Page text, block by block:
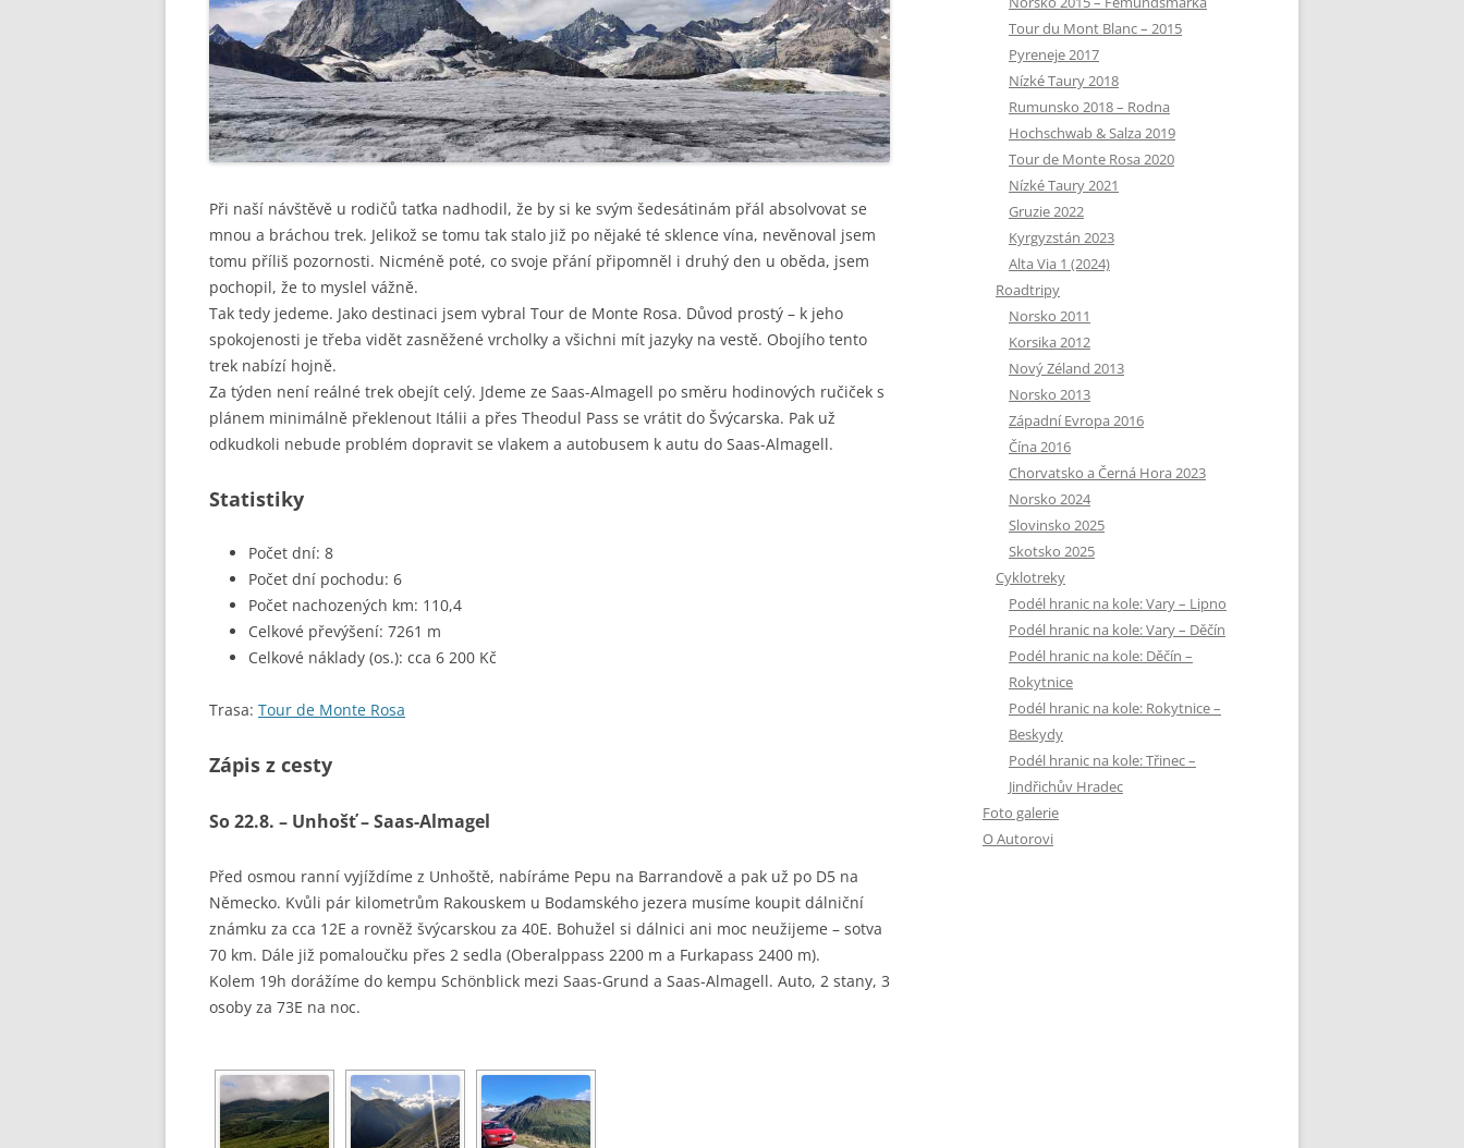
HOCHSCHWAB & SALZA 2019
TOUR DE MONTE ROSA 2020
NÍZKÉ TAURY 2021
GRUZIE 2022
KYRGYZSTÁN 2023
ALTA VIA 1 (2024)
ČÍNA 2016
CHORVATSKO A ČERNÁ HORA
2023
NORSKO 2024
SKOTSKO 2025
ROKYTNICE
PODÉL HRANIC NA KOLE:
ROKYTNICE – BESKYDY
PODÉL HRANIC NA KOLE: TŘINEC –
JINDŘICHŮV HRADEC
Při naší návštěvě u rodičů taťka nadhodil, že by si ke svým šedesátinám přál absolvovat se
mnou a bráchou trek. Jelikož se tomu tak stalo již po nějaké té sklence vína, nevěnoval jsem
tomu příliš pozornosti. Nicméně poté, co svoje přání připomněl i druhý den u oběda, jsem
pochopil, že to myslel vážně.
Tak tedy jedeme. Jako destinaci jsem vybral Tour de Monte Rosa. Důvod prostý – k jeho
spokojenosti je třeba vidět zasněžené vrcholky a všichni mít jazyky na vestě. Obojího tento
trek nabízí hojně.
Za týden není reálné trek obejít celý. Jdeme ze Saas-Almagell po směru hodinových ručiček s
plánem minimálně překlenout Itálii a přes Theodul Pass se vrátit do Švýcarska. Pak už
odkudkoli nebude problém dopravit se vlakem a autobusem k autu do Saas-Almagell.
Statistiky
Počet dní: 8
Počet dní pochodu: 6
Počet nachozených km: 110,4
Celkové převýšení: 7261 m
Celkové náklady (os.): cca 6 200 Kč
Trasa: Tour de Monte Rosa
Zápis z cesty
So 22.8. – Unhošť – Saas-Almagel
Před osmou ranní vyjíždíme z Unhoště, nabíráme Pepu na Barrandově a pak už po D5 na
Německo. Kvůli pár kilometrům Rakouskem u Bodamského jezera musíme koupit dálniční
známku za cca 12E a rovněž švýcarskou za 40E. Bohužel si dálnici ani moc neužijeme – sotva
70 km. Dále již pomaloučku přes 2 sedla (Oberalppass 2200 m a Furkapass 2400 m).
Kolem 19h dorážíme do kempu Schönblick mezi Saas-Grund a Saas-Almagell. Auto, 2 stany, 3
osoby za 73E na noc.
Tour du Mont Blanc – 2015
Pyreneje 2017
Nízké Taury 2018
Rumunsko 2018 – Rodna
Hochschwab & Salza 2019
Tour de Monte Rosa 2020
Nízké Taury 2021
Gruzie 2022
Kyrgyzstán 2023
Alta Via 1 (2024)
Roadtripy
Norsko 2011
Korsika 2012
Nový Zéland 2013
Norsko 2013
Západní Evropa 2016
Čína 2016
Chorvatsko a Černá Hora 2023
Norsko 2024
Slovinsko 2025
Skotsko 2025
Cyklotreky
Podél hranic na kole: Vary – Lipno
Podél hranic na kole: Vary – Děčín
Podél hranic na kole: Děčín –
Rokytnice
Podél hranic na kole: Rokytnice –
Beskydy
Podél hranic na kole: Třinec –
Jindřichův Hradec
Foto galerie
O Autorovi